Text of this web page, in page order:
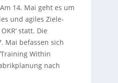
14. Mai geht es um
und agiles Ziele-
statt. Die
Mai befassen sich
Within
nach